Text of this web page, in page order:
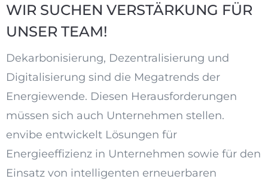
WIR SUCHEN VERSTÄRKUNG FÜR
UNSER TEAM!
Dekarbonisierung, Dezentralisierung und
Digitalisierung sind die Megatrends der
Energiewende. Diesen Herausforderungen
müssen sich auch Unternehmen stellen.
envibe entwickelt Lösungen für
Energieeffizienz in Unternehmen sowie für den
Einsatz von intelligenten erneuerbaren